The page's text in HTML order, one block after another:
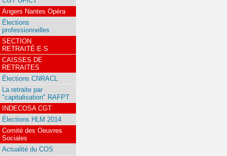
Angers Nantes Opéra
Élections
professionnelles
SECTION
RETRAITÉ·E·S
CAISSES DE
RETRAITES
Élections CNRACL
La retraite par
"capitalisation" RAFPT
INDECOSA CGT
Élections HLM 2014
Comité des Oeuvres
Sociales
Actualité du COS